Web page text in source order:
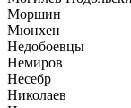
Моршин
Мюнхен
Недобоевцы
Немиров
Несебр
Николаев